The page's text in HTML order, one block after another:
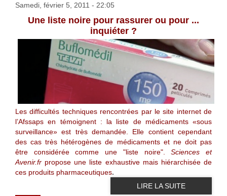
Samedi, février 5, 2011 - 22:05
Une liste noire pour rassurer ou pour ...
inquiéter ?
Les difficultés techniques rencontrées par le site internet de
l’Afssaps en témoignent : la liste de médicaments «sous
surveillance» est très demandée. Elle contient cependant
des cas très hétérogènes de médicaments et ne doit pas
être considérée comme une "liste noire".Sciences et
Avenir.fr propose une liste exhaustive mais hiérarchisée de
ces produits pharmaceutiques.
LIRE LA SUITE